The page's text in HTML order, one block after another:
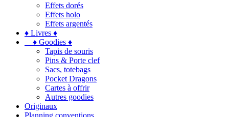
Effets dorés
Effets holo
Effets argentés
♦ Livres ♦
♦ Goodies ♦
Tapis de souris
Pins & Porte clef
Sacs, totebags
Pocket Dragons
Cartes à offrir
Autres goodies
Originaux
Planning conventions